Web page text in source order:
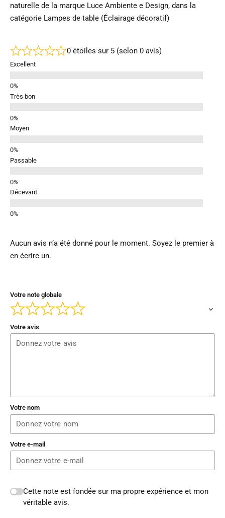
naturelle de la marque Luce Ambiente e Design, dans la
catégorie Lampes de table (Éclairage décoratif)
0 étoiles sur 5 (selon 0 avis)
Excellent
Très bon
Moyen
Passable
Décevant
Aucun avis n’a été donné pour le moment. Soyez le premier à
en écrire un.
Votre note globale
Votre avis
Votre nom
Votre e-mail
Cette note est fondée sur ma propre expérience et mon
véritable avis.